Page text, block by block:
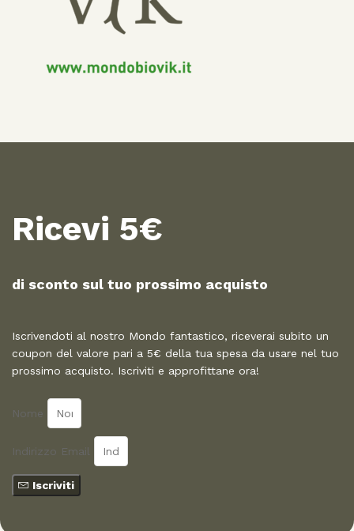
Ricevi 5€
di sconto sul tuo prossimo acquisto​
Iscrivendoti al nostro Mondo fantastico, riceverai subito un
coupon del valore pari a 5€ della tua spesa da usare nel tuo
prossimo acquisto. Iscriviti e approfittane ora!
Nome
Indirizzo Email
Iscriviti